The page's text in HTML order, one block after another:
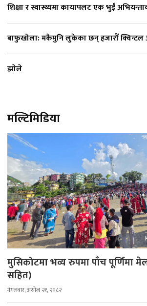
शिक्षा र स्वास्थ्यमा कायापलट एक भुईँ
बाफुखोला: मकैमुनि लुकेका छन् हजारौँ
झाेले
मल्टिमिडिया
मुसिकोटमा भव्य रुपमा पाँच पूर्णिमा
सहित)
मंगलबार, असोज २१, २०८२